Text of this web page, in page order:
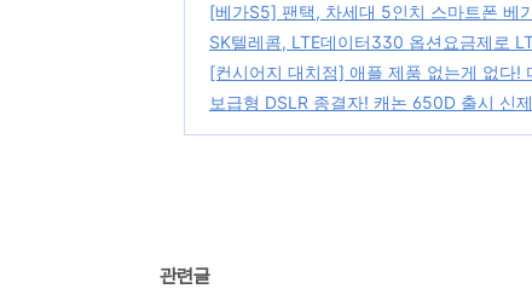
[베가S5] 팬택, 차세대 5인치 스마트폰 베
SK텔레콤, LTE데이터330 옵션요금제로
[컨시어지 대치점] 애플 제품 없는게 없다!
보급형 DSLR 종결자! 캐논 650D 출시 신
관련글